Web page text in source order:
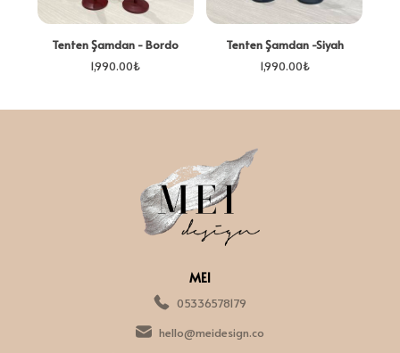
Tenten Şamdan - Bordo
1,990.00₺
Tenten Şamdan -Siyah
1,990.00₺
MEI
05336578179
hello@meidesign.co